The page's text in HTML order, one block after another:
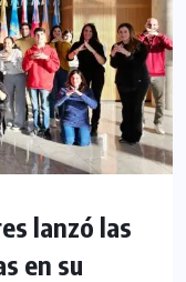
lanzó las
en su